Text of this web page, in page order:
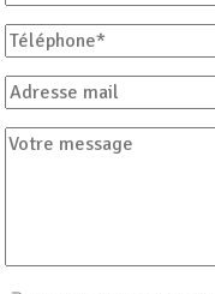
Téléphone
Adresse
mail
Votre